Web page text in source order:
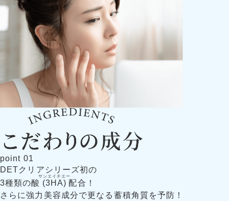
point 01
DETクリアシリーズ初の
3種類の酸 (3HA)
サンエイチエー
配合！
さらに強力美容成分で更なる蓄積角質を予防！